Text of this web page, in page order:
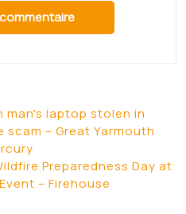
man's laptop stolen in
– Great Yarmouth
Preparedness Day at
– Firehouse